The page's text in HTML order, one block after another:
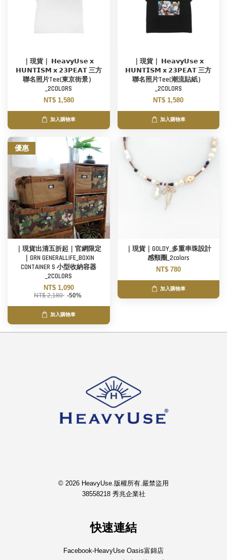
｜現貨｜ 𝗛𝗲𝗮𝘃𝘆𝗨𝘀𝗲 𝘅
𝗛𝗨𝗡𝗧𝗜𝗦𝗠 𝘅 𝟮𝟯𝗣𝗘𝗔𝗧 三方
聯名照片Tee(東京街景）
_2COLORS
NT$ 1,580
加入購物車
｜現貨｜ 𝗛𝗲𝗮𝘃𝘆𝗨𝘀𝗲 𝘅
𝗛𝗨𝗡𝗧𝗜𝗦𝗠 𝘅 𝟮𝟯𝗣𝗘𝗔𝗧 三方
聯名照片Tee(潮流貼紙）
_2COLORS
NT$ 1,580
加入購物車
優惠
｜現貨出清五折起｜官網限定
｜GRN GENERALLIFE_BOXIN
CONTAINER S 小型收納容器
_2COLORS
NT$ 1,090
NT$ 2,180 -50%
加入購物車
｜現貨｜GOLDY_多重串珠設計
感頸圈_2colors
NT$ 780
加入購物車
© 2026 HeavyUse.版權所有.嚴禁盜用
38558218 秀兆企業社
快速連結
Facebook-HeavyUse Oasis富錦店